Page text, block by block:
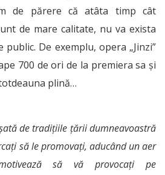
de părere că atâta timp cât
de mare calitate, nu va exista
De exemplu, opera „Jinzi”
700 de ori de la premiera sa și
plină…
de tradițiile țării dumneavoastră
să le promovați, aducând un aer
să vă provocați pe